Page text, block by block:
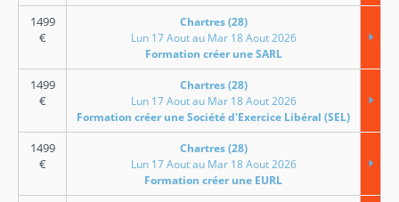
1499
€
Chartres (28)
Lun 17 Aout au Mar 18 Aout 2026
Formation créer une SARL
1499
€
Chartres (28)
Lun 17 Aout au Mar 18 Aout 2026
Formation créer une Société d'Exercice Libéral (SEL)
1499
€
Chartres (28)
Lun 17 Aout au Mar 18 Aout 2026
Formation créer une EURL